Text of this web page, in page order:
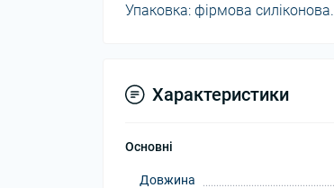
Упаковка: фірмова силіконова.
Характеристики
Основні
Довжина